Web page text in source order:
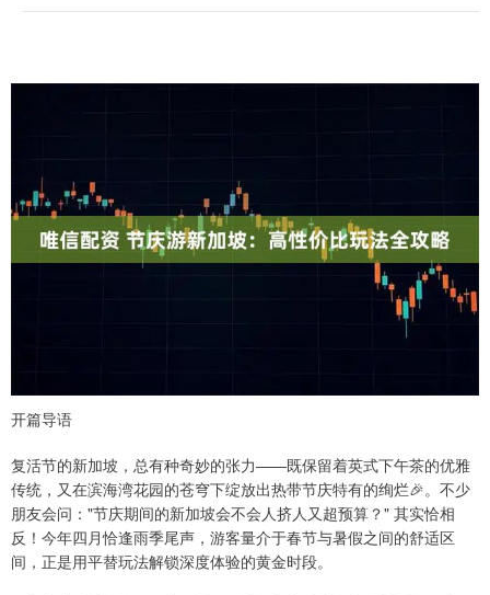
开篇导语
复活节的新加坡，总有种奇妙的张力——既保留着英式下午茶的优雅
传统，又在滨海湾花园的苍穹下绽放出热带节庆特有的绚烂🎉。不少
朋友会问："节庆期间的新加坡会不会人挤人又超预算？" 其实恰相
反！今年四月恰逢雨季尾声，游客量介于春节与暑假之间的舒适区
间，正是用平替玩法解锁深度体验的黄金时段。